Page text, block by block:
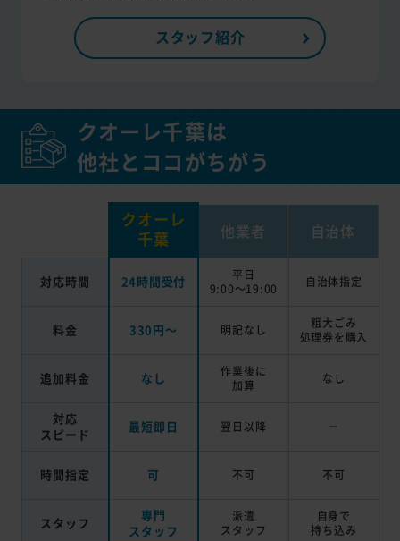
スタッフ紹介
クオーレ千葉は
他社とココがちがう
クオーレ
千葉
他業者 自治体
対応時間 24時間受付
平日
9:00～19:00
自治体指定
料金 330円～ 明記なし
粗大ごみ
処理券を 購入
追加料金 なし
作業後に
加算
なし
対応
スピード
最短即日 翌日以降 －
時間指定 可 不可 不可
スタッフ
専門
スタッフ
派遣
スタッフ
自身で
持ち込み